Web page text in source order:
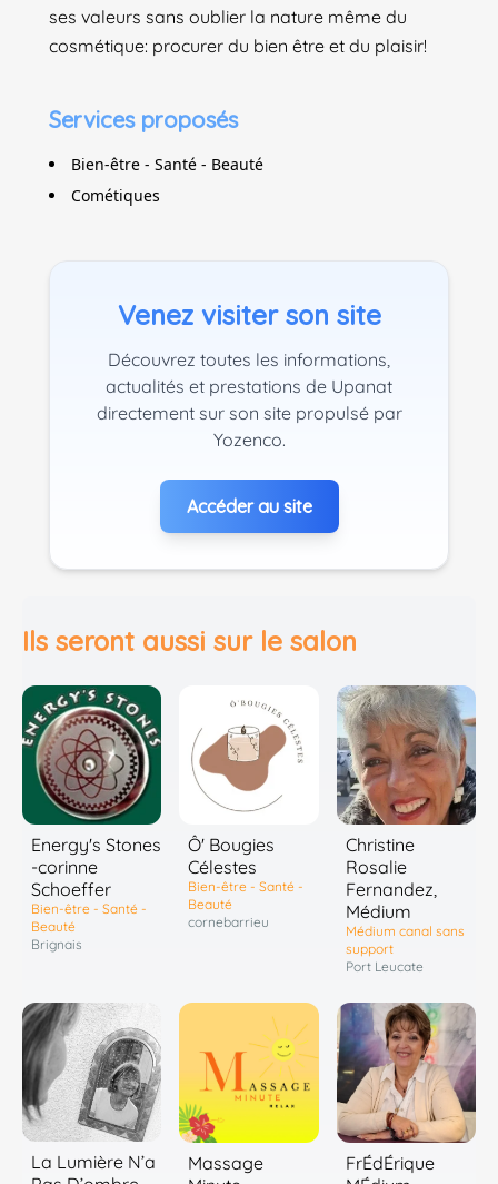
ses valeurs sans oublier la nature même du
cosmétique: procurer du bien être et du plaisir!
Services proposés
Bien-être - Santé - Beauté
Cométiques
Venez visiter son site
Découvrez toutes les informations,
actualités et prestations de Upanat
directement sur son site propulsé par
Yozenco.
Accéder au site
Ils seront aussi sur le salon
Energy's Stones
-corinne
Schoeffer
Bien-être - Santé -
Beauté
Brignais
Ô' Bougies
Célestes
Bien-être - Santé -
Beauté
cornebarrieu
Christine
Rosalie
Fernandez,
Médium
Médium canal sans
support
Port Leucate
La Lumière N’a
Massage
FrÉdÉrique